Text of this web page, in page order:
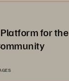
for the